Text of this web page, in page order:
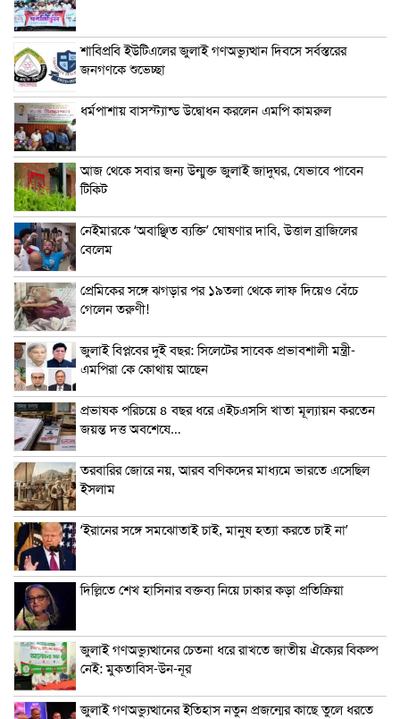
শাবিপ্রবি ইউটিএলের জুলাই গণঅভ্যুত্থান দিবসে সর্বস্তরের
জনগণকে শুভেচ্ছা
ধর্মপাশায় বাসস্ট্যান্ড উদ্বোধন করলেন এমপি কামরুল
আজ থেকে সবার জন্য উন্মুক্ত জুলাই জাদুঘর, যেভাবে পাবেন
টিকিট
নেইমারকে ‘অবাঞ্ছিত ব্যক্তি’ ঘোষণার দাবি, উত্তাল ব্রাজিলের
বেলেম
প্রেমিকের সঙ্গে ঝগড়ার পর ১৯তলা থেকে লাফ দিয়েও বেঁচে
গেলেন তরুণী!
জুলাই বিপ্লবের দুই বছর: সিলেটের সাবেক প্রভাবশালী মন্ত্রী-
এমপিরা কে কোথায় আছেন
প্রভাষক পরিচয়ে ৪ বছর ধরে এইচএসসি খাতা মূল্যায়ন করতেন
জয়ন্ত দত্ত অবশেষে…
তরবারির জোরে নয়, আরব বণিকদের মাধ্যমে ভারতে এসেছিল
ইসলাম
‘ইরানের সঙ্গে সমঝোতাই চাই, মানুষ হত্যা করতে চাই না’
দিল্লিতে শেখ হাসিনার বক্তব্য নিয়ে ঢাকার কড়া প্রতিক্রিয়া
জুলাই গণঅভ্যুত্থানের চেতনা ধরে রাখতে জাতীয় ঐক্যের বিকল্প
নেই: মুকতাবিস-উন-নূর
জুলাই গণঅভ্যুত্থানের ইতিহাস নতুন প্রজন্মের কাছে তুলে ধরতে